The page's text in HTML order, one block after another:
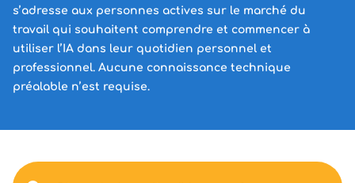
s’adresse aux personnes actives sur le marché du
travail qui souhaitent comprendre et commencer à
utiliser l’IA dans leur quotidien personnel et
professionnel. Aucune connaissance technique
préalable n’est requise.